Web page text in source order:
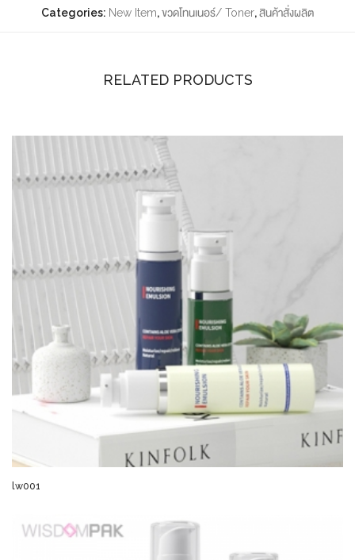
Categories: New Item,ขวดโทนเนอร์/ Toner,สินค้าสั่งผลิต
RELATED PRODUCTS
lw001